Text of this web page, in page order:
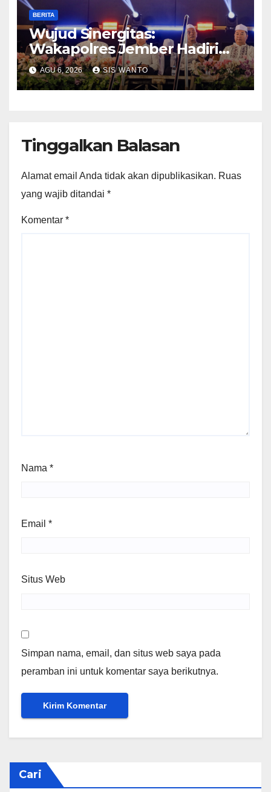
BERITA
Wujud Sinergitas:
Wakapolres Jember Hadiri
Sholawat & Doa Sambut HUT
RI ke-81
AGU 6, 2026 SIS WANTO
Tinggalkan Balasan
Alamat email Anda tidak akan dipublikasikan. Ruas
yang wajib ditandai *
Komentar *
Nama *
Email *
Situs Web
Simpan nama, email, dan situs web saya pada
peramban ini untuk komentar saya berikutnya.
Cari